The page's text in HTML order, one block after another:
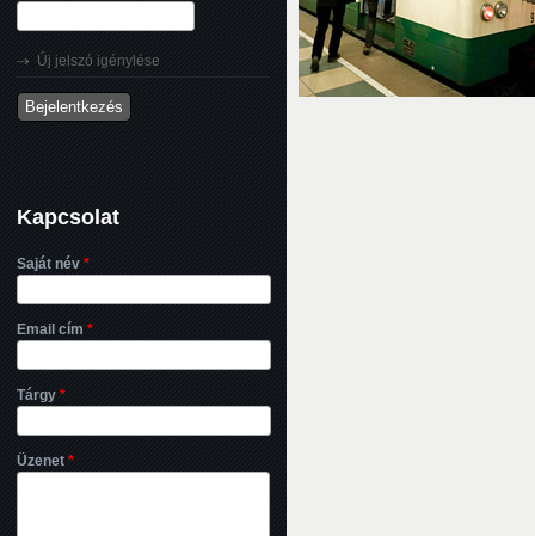
Új jelszó igénylése
Kapcsolat
Saját név *
Email cím *
Tárgy *
Üzenet *